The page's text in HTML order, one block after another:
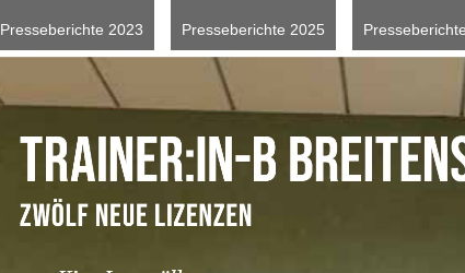
Presseberichte 2023 Presseberichte 2025